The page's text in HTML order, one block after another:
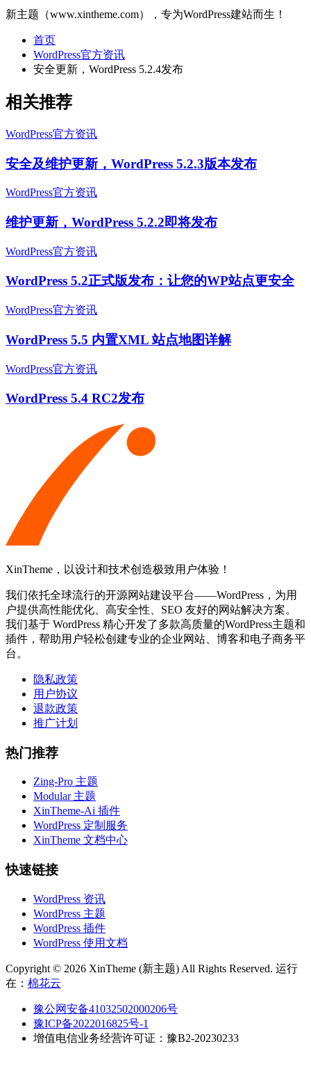
新主题（www.xintheme.com），专为WordPress建站而生！
首页
WordPress官方资讯
安全更新，WordPress 5.2.4发布
相关推荐
WordPress官方资讯
安全及维护更新，WordPress 5.2.3版本发布
WordPress官方资讯
维护更新，WordPress 5.2.2即将发布
WordPress官方资讯
WordPress 5.2正式版发布：让您的WP站点更安全
WordPress官方资讯
WordPress 5.5 内置XML 站点地图详解
WordPress官方资讯
WordPress 5.4 RC2发布
XinTheme，以设计和技术创造极致用户体验！
我们依托全球流行的开源网站建设平台——WordPress，为用
户提供高性能优化、高安全性、SEO 友好的网站解决方案。
我们基于 WordPress 精心开发了多款高质量的WordPress主题和
插件，帮助用户轻松创建专业的企业网站、博客和电子商务平
台。
隐私政策
用户协议
退款政策
推广计划
热门推荐
Zing-Pro 主题
Modular 主题
XinTheme-Ai 插件
WordPress 定制服务
XinTheme 文档中心
快速链接
WordPress 资讯
WordPress 主题
WordPress 插件
WordPress 使用文档
Copyright © 2026 XinTheme (新主题) All Rights Reserved. 运行
在： 棉花云
豫公网安备41032502000206号
豫ICP备2022016825号-1
增值电信业务经营许可证：豫B2-20230233